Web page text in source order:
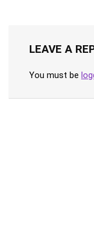
LEAVE A
You must be